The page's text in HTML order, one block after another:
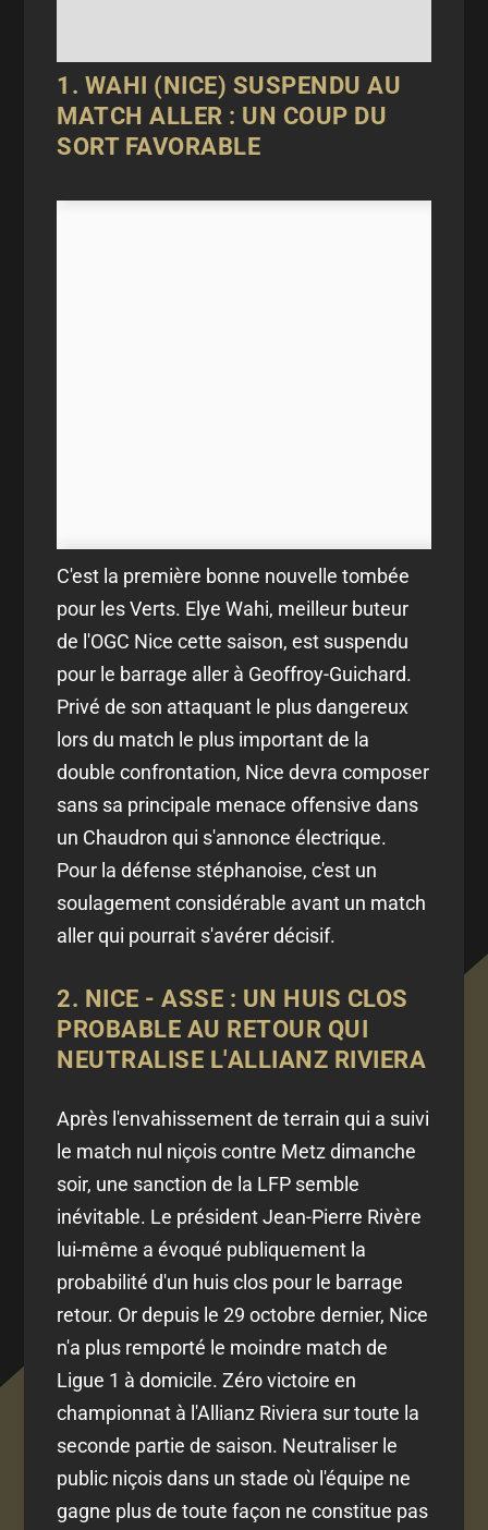
1. WAHI (NICE) SUSPENDU AU
MATCH ALLER : UN COUP DU
SORT FAVORABLE
C'est la première bonne nouvelle tombée
pour les Verts. Elye Wahi, meilleur buteur
de l'OGC Nice cette saison, est suspendu
pour le barrage aller à Geoffroy-Guichard.
Privé de son attaquant le plus dangereux
lors du match le plus important de la
double confrontation, Nice devra composer
sans sa principale menace offensive dans
un Chaudron qui s'annonce électrique.
Pour la défense stéphanoise, c'est un
soulagement considérable avant un match
aller qui pourrait s'avérer décisif.
2. NICE - ASSE : UN HUIS CLOS
PROBABLE AU RETOUR QUI
NEUTRALISE L'ALLIANZ RIVIERA
Après l'envahissement de terrain qui a suivi
le match nul niçois contre Metz dimanche
soir, une sanction de la LFP semble
inévitable. Le président Jean-Pierre Rivère
lui-même a évoqué publiquement la
probabilité d'un huis clos pour le barrage
retour. Or depuis le 29 octobre dernier, Nice
n'a plus remporté le moindre match de
Ligue 1 à domicile. Zéro victoire en
championnat à l'Allianz Riviera sur toute la
seconde partie de saison. Neutraliser le
public niçois dans un stade où l'équipe ne
gagne plus de toute façon ne constitue pas